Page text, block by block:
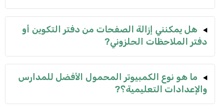
هل يمكنني إزالة الصفحات من دفتر التكوين أو
دفتر الملاحظات الحلزوني?
ما هو نوع الكمبيوتر المحمول الأفضل للمدارس
والإعدادات التعليمية؟?